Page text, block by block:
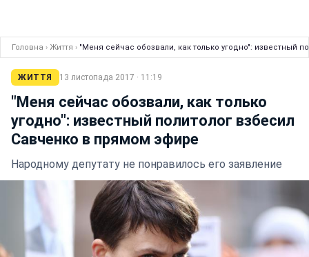
Головна › Життя › "Меня сейчас обозвали, как только угодно": известный
ЖИТТЯ 13 листопада 2017 · 11:19
"Меня сейчас обозвали, как только
угодно": известный политолог взбесил
Савченко в прямом эфире
Народному депутату не понравилось его заявление